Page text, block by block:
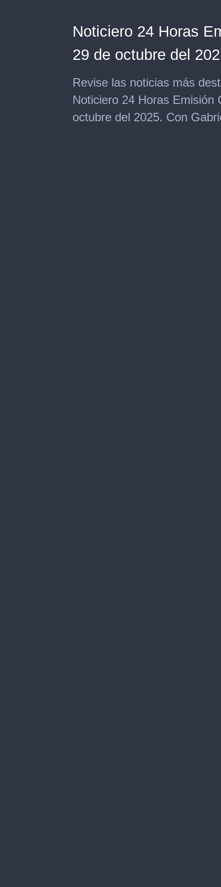
Noticiero 24 Horas
29 de octubre del
Revise las noticias más
Noticiero 24 Horas Emisión
octubre del 2025. Con